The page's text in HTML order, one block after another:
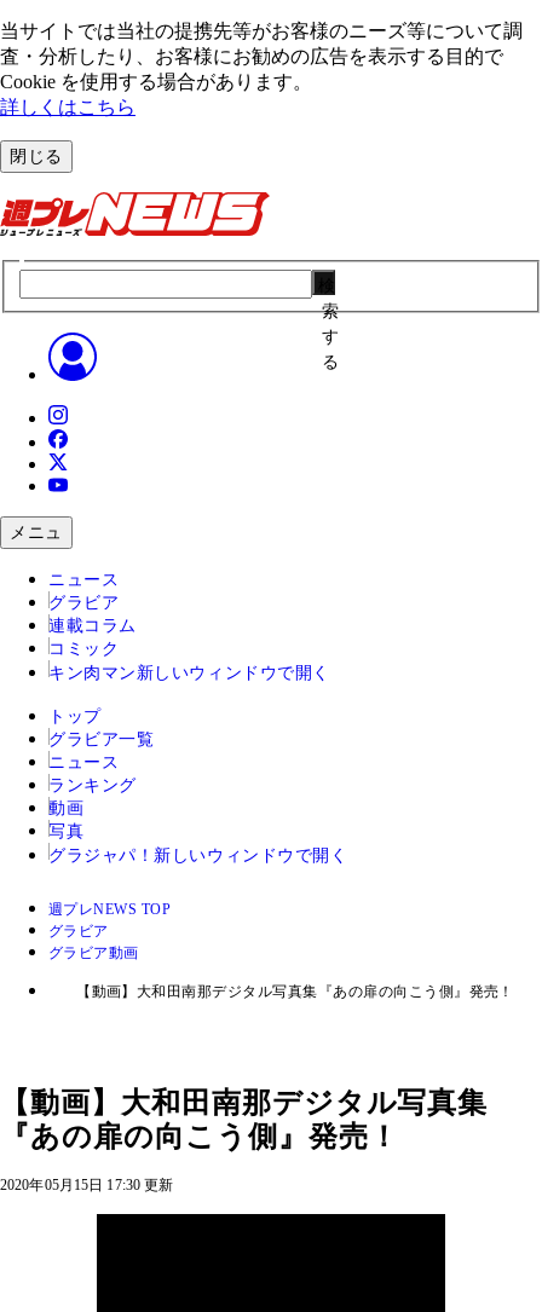
当サイトでは当社の提携先等がお客様のニーズ等について調
査・分析したり、お客様にお勧めの広告を表⽰する⽬的で
Cookie を使⽤する場合があります。
詳しくはこちら
閉じる
索
す
る
メニュ
ニュース
グラビア
連載コラム
コミック
キン肉マン 新しいウィンドウで開く
トップ
グラビア一覧
ニュース
ランキング
動画
写真
グラジャパ！ 新しいウィンドウで開く
週プレNEWS TOP
グラビア
グラビア動画
【動画】大和田南那デジタル写真集『あの扉の向こう側』発売！
【動画】大和田南那デジタル写真集
『あの扉の向こう側』発売！
2020年05月15日 17:30 更新